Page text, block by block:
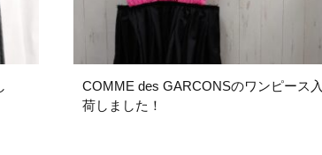
COMME des GARCONSのワンピース入
荷しました！